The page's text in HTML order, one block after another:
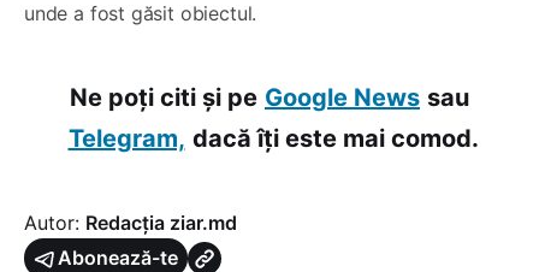
unde a fost găsit obiectul.
Ne poți citi și pe Google News sau
Telegram, dacă îți este mai comod.
Autor: Redacția ziar.md
Abonează-te